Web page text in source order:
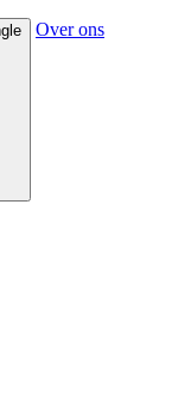
Over ons